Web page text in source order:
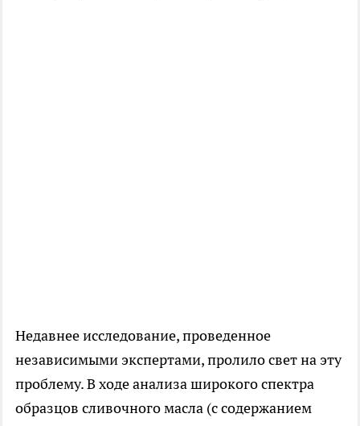
Недавнее исследование, проведенное
независимыми экспертами, пролило свет на эту
проблему. В ходе анализа широкого спектра
образцов сливочного масла (с содержанием